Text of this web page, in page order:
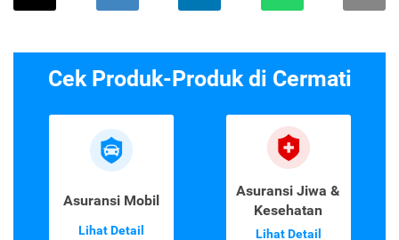
Cek Produk-Produk di Cermati
Asuransi Mobil
Lihat Detail
Asuransi Jiwa &
Kesehatan
Lihat Detail